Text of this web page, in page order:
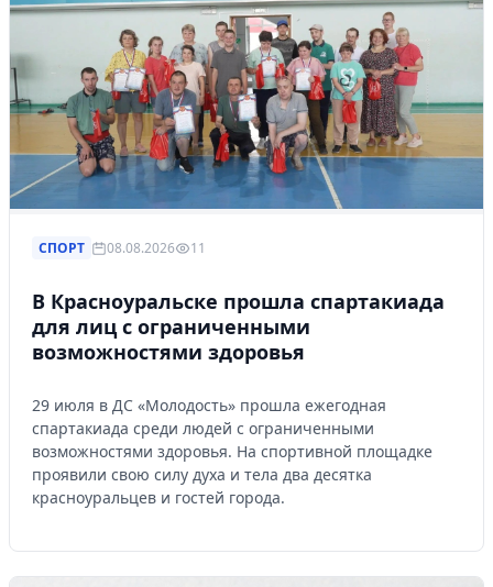
СПОРТ 08.08.2026 11
В Красноуральске прошла спартакиада
для лиц с ограниченными
возможностями здоровья
29 июля в ДС «Молодость» прошла ежегодная
спартакиада среди людей с ограниченными
возможностями здоровья. На спортивной площадке
проявили свою силу духа и тела два десятка
красноуральцев и гостей города.